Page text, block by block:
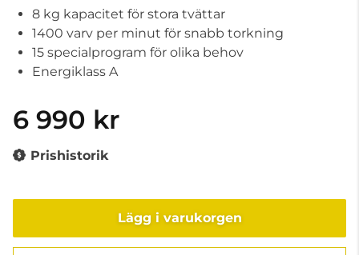
8 kg kapacitet för stora tvättar
1400 varv per minut för snabb torkning
15 specialprogram för olika behov
Energiklass A
6 990 kr
Prishistorik
Lägg i varukorgen